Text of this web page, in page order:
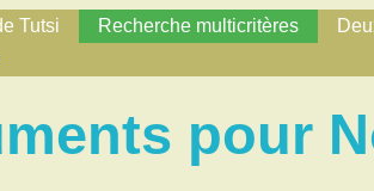
Tutsi Recherche multicritères
pour